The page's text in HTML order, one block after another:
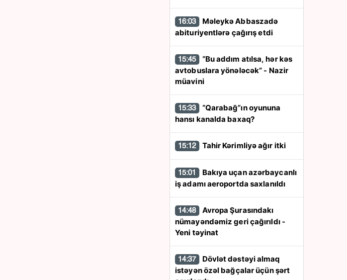
16:03
abituriyentlərə çağırış etdi
15:45
avtobuslara yönələcək” - Nazir
müavini
15:33
hansı kanalda baxaq?
15:12 Tahir Kərimliyə ağır itki
15:01
iş adamı aeroportda saxlanıldı
14:48
nümayəndəmiz geri çağırıldı -
Yeni təyinat
14:37
istəyən özəl bağçalar üçün şərt